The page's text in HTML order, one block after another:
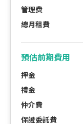
管理费
總月租費
預估前期費用
押金
禮金
仲介費
保證委託費